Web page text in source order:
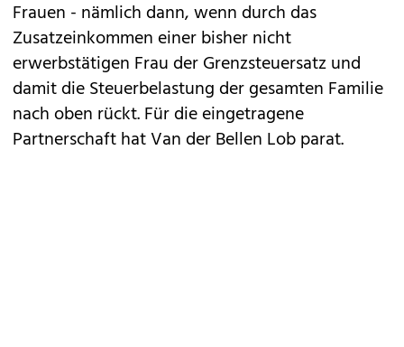
Frauen - nämlich dann, wenn durch das
Zusatzeinkommen einer bisher nicht
erwerbstätigen Frau der Grenzsteuersatz und
damit die Steuerbelastung der gesamten Familie
nach oben rückt. Für die eingetragene
Partnerschaft hat Van der Bellen Lob parat.